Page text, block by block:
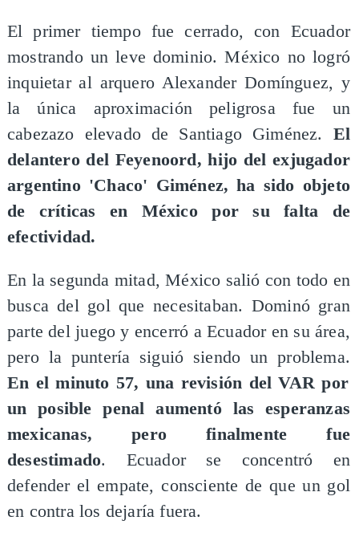
El primer tiempo fue cerrado, con Ecuador
mostrando un leve dominio. México no logró
inquietar al arquero Alexander Domínguez, y
la única aproximación peligrosa fue un
cabezazo elevado de Santiago Giménez. El
delantero del Feyenoord, hijo del exjugador
argentino 'Chaco' Giménez, ha sido objeto
de críticas en México por su falta de
efectividad.
En la segunda mitad, México salió con todo en
busca del gol que necesitaban. Dominó gran
parte del juego y encerró a Ecuador en su área,
pero la puntería siguió siendo un problema.
En el minuto 57, una revisión del VAR por
un posible penal aumentó las esperanzas
mexicanas, pero finalmente fue
desestimado. Ecuador se concentró en
defender el empate, consciente de que un gol
en contra los dejaría fuera.